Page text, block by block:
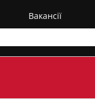
Вакансії